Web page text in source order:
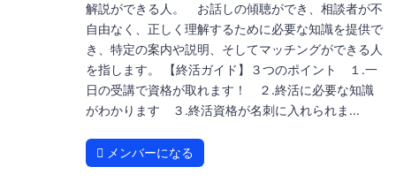
解説ができる人。 お話しの傾聴ができ、相談者が不
自由なく、正しく理解するために必要な知識を提供で
き、特定の案内や説明、そしてマッチングができる人
を指します。 【終活ガイド】３つのポイント １.一
日の受講で資格が取れます！ ２.終活に必要な知識
がわかります ３.終活資格が名刺に入れられま...
メンバーになる